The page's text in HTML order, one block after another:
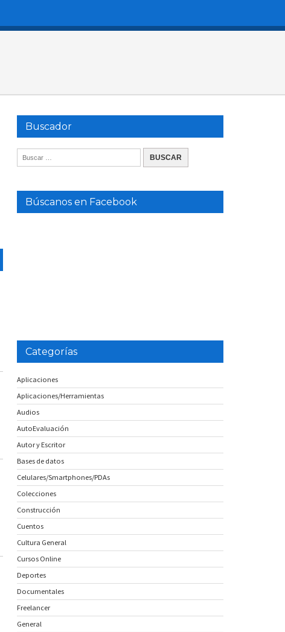
Buscador
Búscanos en Facebook
Categorías
Aplicaciones
Aplicaciones/Herramientas
Audios
AutoEvaluación
Autor y Escritor
Bases de datos
Celulares/Smartphones/PDAs
Colecciones
Construcción
Cuentos
Cultura General
Cursos Online
Deportes
Documentales
Freelancer
General